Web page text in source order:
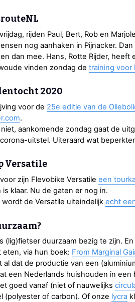
rijden Paul, Bert, Rob en
nog aanhaken in Pijnacker.
dan mee. Hans, Rotte Rijder, heeft
vinden zondag de training voor
2020
voor de 25e editie van de
.
niet, aankomende zondag gaat de
uitstel. Uiteraard wat
Versatile
zijn Flevobike Versatile een
is klaar. Nu de gaten er nog in.
wordt de Versatile uiteindelijk echt
(lig)fietser duurzaam bezig te zijn.
eten, via hun boek: From Marginal
al dat de productie van een
een Nederlands huishouden in
goed vanaf (niet of nauwelijks
(polyester of carbon). Of onze lycra